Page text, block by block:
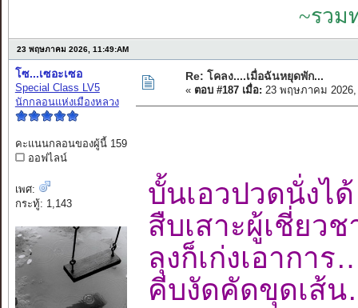
~รวม
23 พฤษภาคม 2026, 11:49:AM
โซ...เซอะเซอ
Special Class LV5
นักกลอนแห่งเมืองหลวง
คะแนนกลอนของผู้นี้ 159
ออฟไลน์
เพศ:
กระทู้: 1,143
Re: โคลง....เมื่อฉันหยุดพัก...
« ตอบ #187 เมื่อ: 23 พฤษภาคม 2026,
บั้นเอวปวดนั่ง
สืบเสาะผู้เชี่ย
ลุงก็เก่งเอาก
คีบงัดคัดขุดเ